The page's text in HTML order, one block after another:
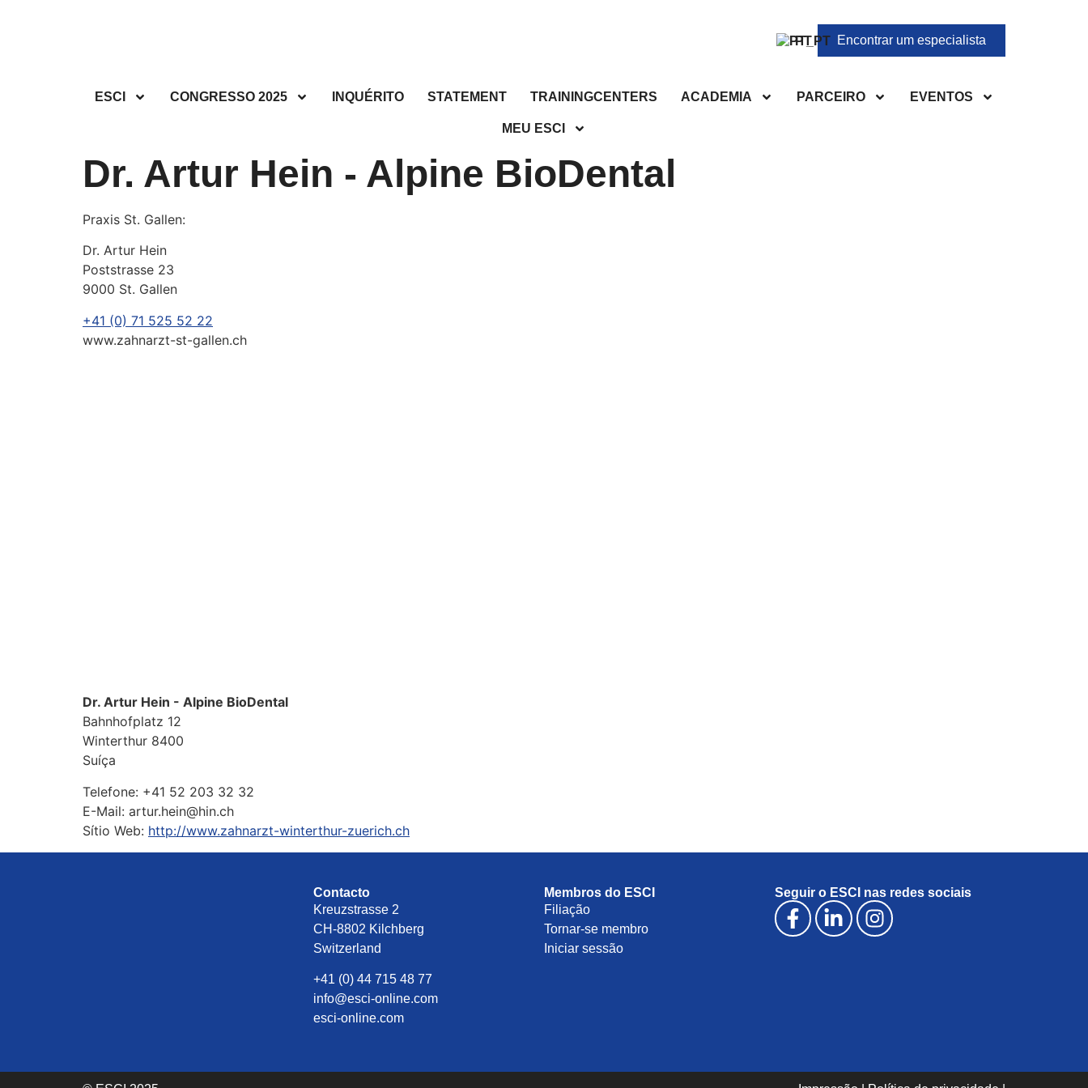
PT Encontrar um especialista
ESCI CONGRESSO 2025 INQUÉRITO STATEMENT TRAININGCENTERS ACADEMIA PARCEIRO EVENTOS
MEU ESCI
Dr. Artur Hein - Alpine BioDental
Praxis St. Gallen:
Dr. Artur Hein
Poststrasse 23
9000 St. Gallen
+41 (0) 71 525 52 22
www.zahnarzt-st-gallen.ch
Dr. Artur Hein - Alpine BioDental
Bahnhofplatz 12
Winterthur 8400
Suíça
Telefone: +41 52 203 32 32
E-Mail: artur.hein@hin.ch
Sítio Web: http://www.zahnarzt-winterthur-zuerich.ch
Contacto
Kreuzstrasse 2
CH-8802 Kilchberg
Switzerland
+41 (0) 44 715 48 77
info@esci-online.com
esci-online.com
Membros do ESCI
Filiação
Tornar-se membro
Iniciar sessão
Seguir o ESCI nas redes sociais